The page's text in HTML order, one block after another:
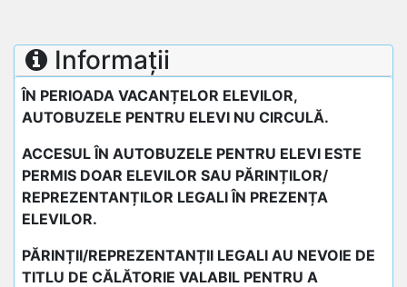
Informații
ÎN PERIOADA VACANȚELOR ELEVILOR,
AUTOBUZELE PENTRU ELEVI NU CIRCULĂ.
ACCESUL ÎN AUTOBUZELE PENTRU ELEVI ESTE
PERMIS DOAR ELEVILOR SAU PĂRINȚILOR/
REPREZENTANȚILOR LEGALI ÎN PREZENȚA
ELEVILOR.
PĂRINȚII/REPREZENTANȚII LEGALI AU NEVOIE DE
TITLU DE CĂLĂTORIE VALABIL PENTRU A